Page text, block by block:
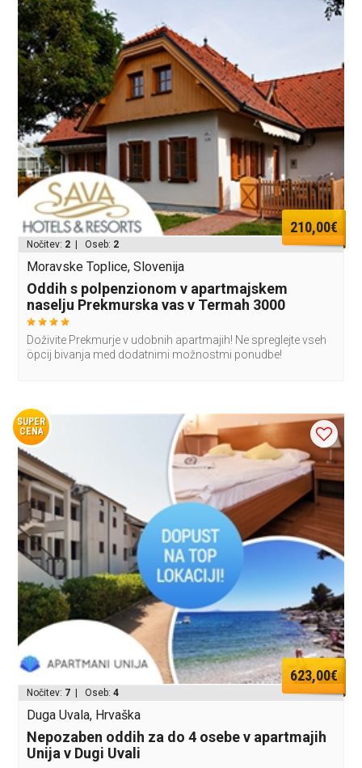
210,00€
Nočitev: 2 | Oseb: 2
Moravske Toplice, Slovenija
Oddih s polpenzionom v apartmajskem
naselju Prekmurska vas v Termah 3000
Doživite Prekmurje v udobnih apartmajih! Ne spreglejte vseh
öpcij bivanja med dodatnimi možnostmi ponudbe!
SUPER
CENA
623,00€
Nočitev: 7 | Oseb:4
Duga Uvala, Hrvaška
Nepozaben oddih za do 4 osebe v apartmajih
Unija v Dugi Uvali